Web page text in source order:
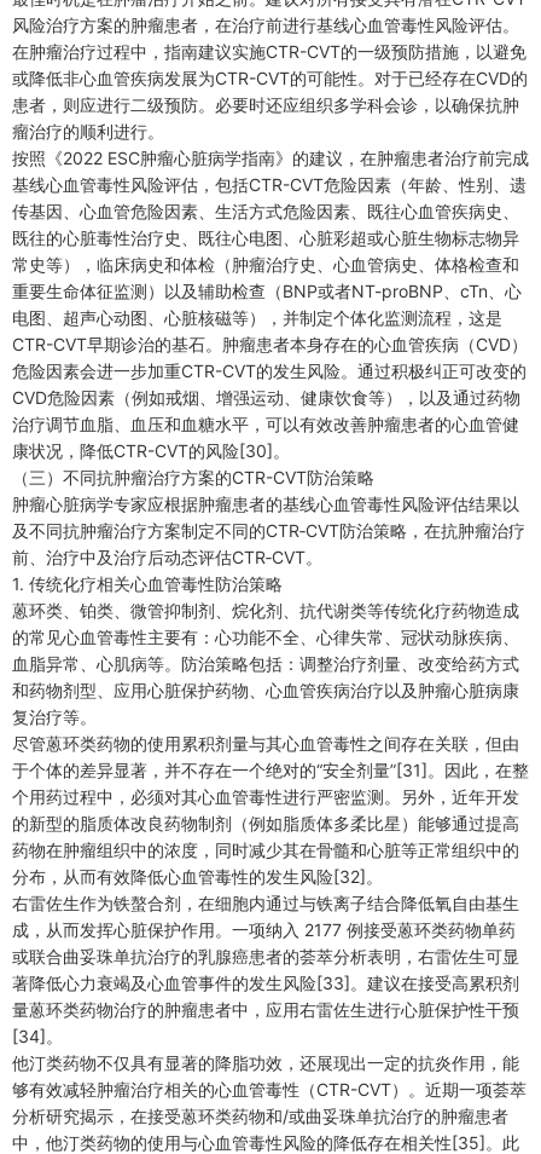
风险治疗方案的肿瘤患者，在治疗前进行基线心血管毒性风险评估。
在肿瘤治疗过程中，指南建议实施CTR-CVT的一级预防措施，以避免
或降低非心血管疾病发展为CTR-CVT的可能性。对于已经存在CVD的
患者，则应进行二级预防。必要时还应组织多学科会诊，以确保抗肿
瘤治疗的顺利进行。
按照《2022 ESC肿瘤心脏病学指南》的建议，在肿瘤患者治疗前完成
基线心血管毒性风险评估，包括CTR-CVT危险因素（年龄、性别、遗
传基因、心血管危险因素、生活方式危险因素、既往心血管疾病史、
既往的心脏毒性治疗史、既往心电图、心脏彩超或心脏生物标志物异
常史等），临床病史和体检（肿瘤治疗史、心血管病史、体格检查和
重要生命体征监测）以及辅助检查（BNP或者NT-proBNP、cTn、心
电图、超声心动图、心脏核磁等），并制定个体化监测流程，这是
CTR-CVT早期诊治的基石。肿瘤患者本身存在的心血管疾病（CVD）
危险因素会进一步加重CTR-CVT的发生风险。通过积极纠正可改变的
CVD危险因素（例如戒烟、增强运动、健康饮食等），以及通过药物
治疗调节血脂、血压和血糖水平，可以有效改善肿瘤患者的心血管健
康状况，降低CTR-CVT的风险[30]。
（三）不同抗肿瘤治疗方案的CTR-CVT防治策略
肿瘤心脏病学专家应根据肿瘤患者的基线心血管毒性风险评估结果以
及不同抗肿瘤治疗方案制定不同的CTR‑CVT防治策略，在抗肿瘤治疗
前、治疗中及治疗后动态评估CTR‑CVT。
1. 传统化疗相关心血管毒性防治策略
蒽环类、铂类、微管抑制剂、烷化剂、抗代谢类等传统化疗药物造成
的常见心血管毒性主要有：心功能不全、心律失常、冠状动脉疾病、
血脂异常、心肌病等。防治策略包括：调整治疗剂量、改变给药方式
和药物剂型、应用心脏保护药物、心血管疾病治疗以及肿瘤心脏病康
复治疗等。
尽管蒽环类药物的使用累积剂量与其心血管毒性之间存在关联，但由
于个体的差异显著，并不存在一个绝对的“安全剂量”[31]。因此，在整
个用药过程中，必须对其心血管毒性进行严密监测。另外，近年开发
的新型的脂质体改良药物制剂（例如脂质体多柔比星）能够通过提高
药物在肿瘤组织中的浓度，同时减少其在骨髓和心脏等正常组织中的
分布，从而有效降低心血管毒性的发生风险[32]。
右雷佐生作为铁螯合剂，在细胞内通过与铁离子结合降低氧自由基生
成，从而发挥心脏保护作用。一项纳入 2177 例接受蒽环类药物单药
或联合曲妥珠单抗治疗的乳腺癌患者的荟萃分析表明，右雷佐生可显
著降低心力衰竭及心血管事件的发生风险[33]。建议在接受高累积剂
量蒽环类药物治疗的肿瘤患者中，应用右雷佐生进行心脏保护性干预
[34]。
他汀类药物不仅具有显著的降脂功效，还展现出一定的抗炎作用，能
够有效减轻肿瘤治疗相关的心血管毒性（CTR-CVT）。近期一项荟萃
分析研究揭示，在接受蒽环类药物和/或曲妥珠单抗治疗的肿瘤患者
中，他汀类药物的使用与心血管毒性风险的降低存在相关性[35]。此